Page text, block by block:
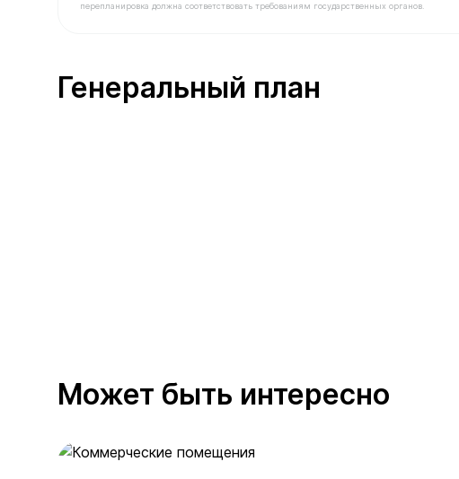
перепланировка должна соответствовать требованиям государственных органов.
Генеральный план
Может быть интересно